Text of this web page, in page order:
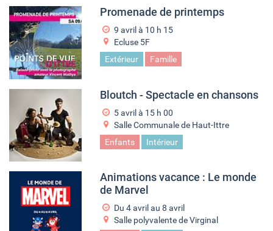
Promenade de printemps
9 avril à 10 h 15
Ecluse 5F
Extérieur
Famille
Bloutch - Spectacle en chansons
5 avril à 15 h 00
Salle Communale de Haut-Ittre
Enfants
Intérieur
Animations vacance : Le monde
de Marvel
Du 4 avril au 8 avril
Salle polyvalente de Virginal